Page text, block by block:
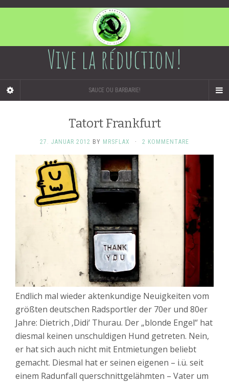
Vive la réduction!
SAUCE OU BARBARIE!
Tatort Frankfurt
27. JANUAR 2012 BY MRSFLAX · 2 KOMMENTARE
Endlich mal wieder aktenkundige Neuigkeiten vom
größten deutschen Radsportler der 70er und 80er
Jahre: Dietrich ‚Didi‘ Thurau. Der „blonde Engel“ hat
diesmal keinen unschuldigen Hund getreten. Nein,
er hat sich auch nicht mit Entmietungen beliebt
gemacht. Diesmal hat er seinen eigenen – i.ü. seit
einem Radunfall querschnittgelähmten – Vater um